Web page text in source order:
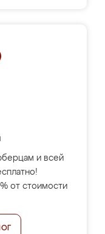
и всей
от стоимости